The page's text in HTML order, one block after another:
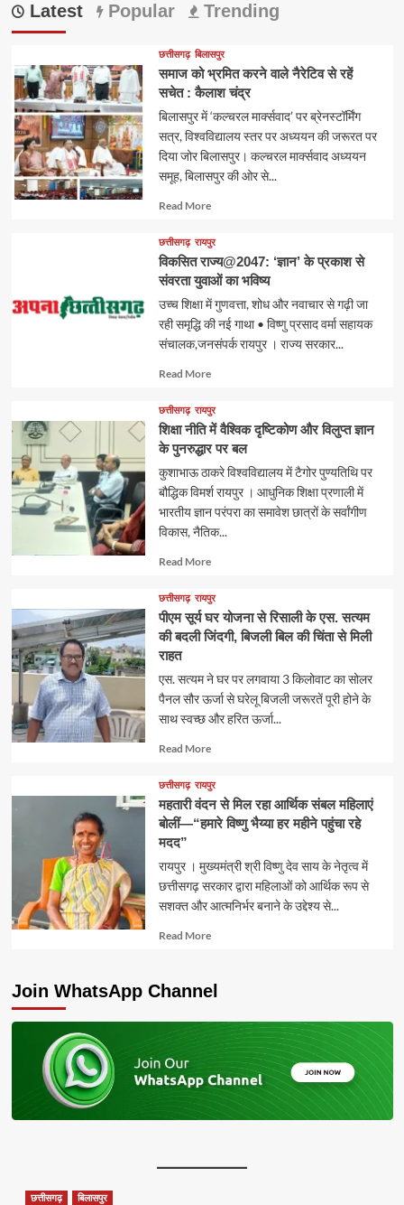
Latest Popular Trending
छत्तीसगढ़ बिलासपुर
समाज को भ्रमित करने वाले नैरेटिव से रहें
सचेत : कैलाश चंद्र
बिलासपुर में ‘कल्चरल मार्क्सवाद’ पर ब्रेनस्टॉर्मिंग
सत्र, विश्वविद्यालय स्तर पर अध्ययन की जरूरत पर
दिया जोर बिलासपुर। कल्चरल मार्क्सवाद अध्ययन
समूह, बिलासपुर की ओर से...
Read MoreRead
about
छत्तीसगढ़ रायपुर
विकसित राज्य@2047: ‘ज्ञान’ के प्रकाश से
संवरता युवाओं का भविष्य
उच्च शिक्षा में गुणवत्ता, शोध और नवाचार से गढ़ी जा
रही समृद्धि की नई गाथा • विष्णु प्रसाद वर्मा सहायक
संचालक,जनसंपर्क रायपुर । राज्य सरकार...
Read MoreRead
about
छत्तीसगढ़ रायपुर
शिक्षा नीति में वैश्विक दृष्टिकोण और विलुप्त ज्ञान
के पुनरुद्धार पर बल
कुशाभाऊ ठाकरे विश्वविद्यालय में टैगोर पुण्यतिथि पर
बौद्धिक विमर्श रायपुर । आधुनिक शिक्षा प्रणाली में
भारतीय ज्ञान परंपरा का समावेश छात्रों के सर्वांगीण
विकास, नैतिक...
Read MoreRead
about
छत्तीसगढ़ रायपुर
पीएम सूर्य घर योजना से रिसाली के एस. सत्यम
की बदली जिंदगी, बिजली बिल की चिंता से मिली
राहत
एस. सत्यम ने घर पर लगवाया 3 किलोवाट का सोलर
पैनल सौर ऊर्जा से घरेलू बिजली जरूरतें पूरी होने के
साथ स्वच्छ और हरित ऊर्जा...
Read MoreRead
about
छत्तीसगढ़ रायपुर
महतारी वंदन से मिल रहा आर्थिक संबल महिलाएं
बोलीं—“हमारे विष्णु भैय्या हर महीने पहुंचा रहे
मदद”
रायपुर । मुख्यमंत्री श्री विष्णु देव साय के नेतृत्व में
छत्तीसगढ़ सरकार द्वारा महिलाओं को आर्थिक रूप से
सशक्त और आत्मनिर्भर बनाने के उद्देश्य से...
Read MoreRead
Join WhatsApp Channel
छत्तीसगढ़ बिलासपुर